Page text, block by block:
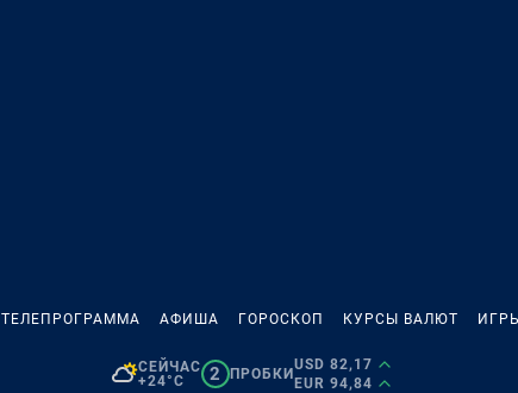
ТЕЛЕПРОГРАММА АФИША ГОРОСКОП КУРСЫ ВАЛЮТ
СЕЙЧАС
+24°C
2 ПРОБКИ
USD 82,17
EUR 94,84